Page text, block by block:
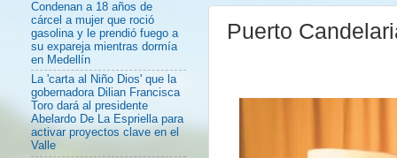
Puerto
Condenan a 18 años de
cárcel a mujer que roció
gasolina y le prendió fuego a
su expareja mientras dormía
en Medellín
La 'carta al Niño Dios' que la
gobernadora Dilian Francisca
Toro dará al presidente
Abelardo De La Espriella para
activar proyectos clave en el
Valle